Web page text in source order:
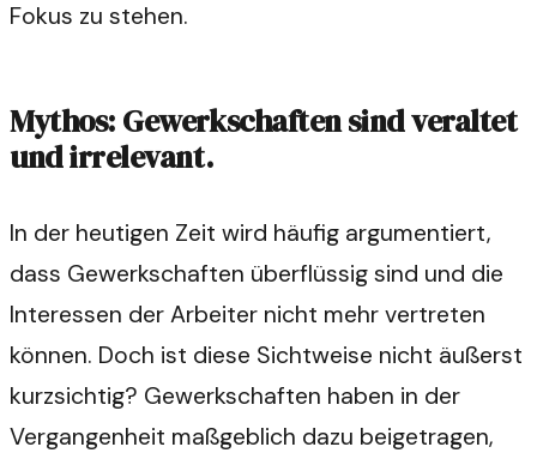
Fokus zu stehen.
Mythos: Gewerkschaften sind veraltet
und irrelevant.
In der heutigen Zeit wird häufig argumentiert,
dass Gewerkschaften überflüssig sind und die
Interessen der Arbeiter nicht mehr vertreten
können. Doch ist diese Sichtweise nicht äußerst
kurzsichtig? Gewerkschaften haben in der
Vergangenheit maßgeblich dazu beigetragen,